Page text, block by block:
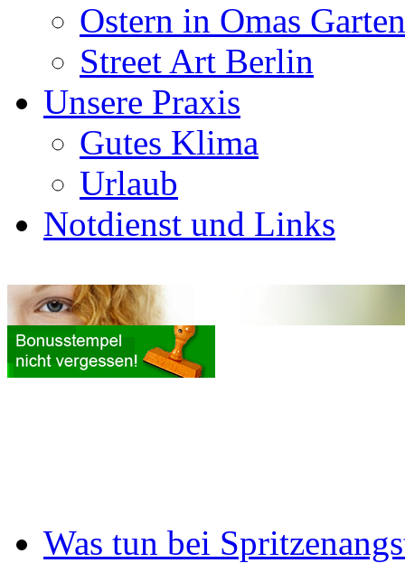
Ostern in Omas Garten
Street Art Berlin
Unsere Praxis
Gutes Klima
Urlaub
Notdienst und Links
Was tun bei